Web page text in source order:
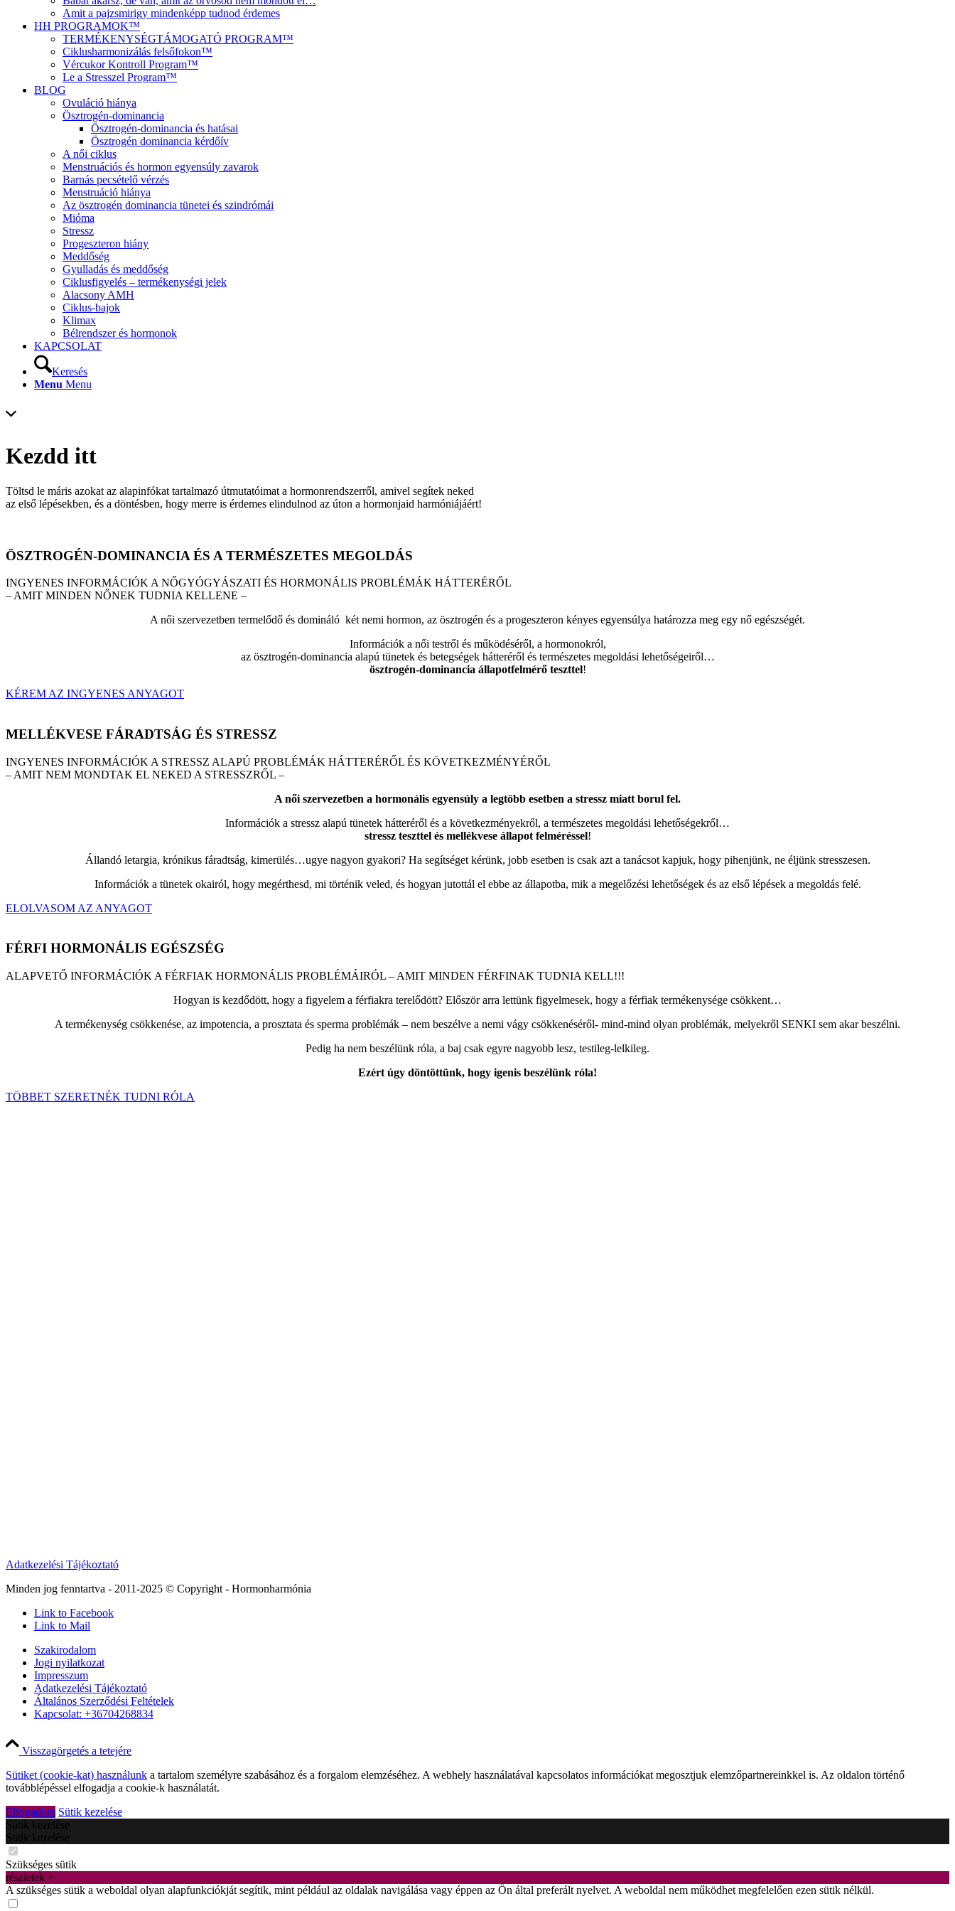
Amit a pajzsmirigy mindenképp tudnod érdemes
HH PROGRAMOK™
TERMÉKENYSÉGTÁMOGATÓ PROGRAM™
Ciklusharmonizálás felsőfokon™
Vércukor Kontroll Program™
Le a Stresszel Program™
BLOG
Ovuláció hiánya
Ösztrogén-dominancia
Ösztrogén-dominancia és hatásai
Ösztrogén dominancia kérdőív
A női ciklus
Menstruációs és hormon egyensúly zavarok
Barnás pecsételő vérzés
Menstruáció hiánya
Az ösztrogén dominancia tünetei és szindrómái
Mióma
Stressz
Progeszteron hiány
Meddőség
Gyulladás és meddőség
Ciklusfigyelés – termékenységi jelek
Alacsony AMH
Ciklus-bajok
Klimax
Bélrendszer és hormonok
KAPCSOLAT
Keresés
Menu Menu
Kezdd itt
Töltsd le máris azokat az alapinfókat tartalmazó útmutatóimat a hormonrendszerről, amivel segítek neked
az első lépésekben, és a döntésben, hogy merre is érdemes elindulnod az úton a hormonjaid harmóniájáért!
ÖSZTROGÉN-DOMINANCIA ÉS A TERMÉSZETES MEGOLDÁS
INGYENES INFORMÁCIÓK A NŐGYÓGYÁSZATI ÉS HORMONÁLIS PROBLÉMÁK HÁTTERÉRŐL
– AMIT MINDEN NŐNEK TUDNIA KELLENE –
A női szervezetben termelődő és domináló két nemi hormon, az ösztrogén és a progeszteron kényes egyensúlya határozza meg egy nő egészségét.
Információk a női testről és működéséről, a hormonokról,
az ösztrogén-dominancia alapú tünetek és betegségek hátteréről és természetes megoldási lehetőségeiről…
ösztrogén-dominancia állapotfelmérő teszttel!
KÉREM AZ INGYENES ANYAGOT
MELLÉKVESE FÁRADTSÁG ÉS STRESSZ
INGYENES INFORMÁCIÓK A STRESSZ ALAPÚ PROBLÉMÁK HÁTTERÉRŐL ÉS KÖVETKEZMÉNYÉRŐL
– AMIT NEM MONDTAK EL NEKED A STRESSZRŐL –
A női szervezetben a hormonális egyensúly a legtöbb esetben a stressz miatt borul fel.
Információk a stressz alapú tünetek hátteréről és a következményekről, a természetes megoldási lehetőségekről…
stressz teszttel és mellékvese állapot felméréssel!
Állandó letargia, krónikus fáradtság, kimerülés…ugye nagyon gyakori? Ha segítséget kérünk, jobb esetben is csak azt a tanácsot kapjuk, hogy pihenjünk, ne éljünk stresszesen.
Információk a tünetek okairól, hogy megérthesd, mi történik veled, és hogyan jutottál el ebbe az állapotba, mik a megelőzési lehetőségek és az első lépések a megoldás felé.
ELOLVASOM AZ ANYAGOT
FÉRFI HORMONÁLIS EGÉSZSÉG
ALAPVETŐ INFORMÁCIÓK A FÉRFIAK HORMONÁLIS PROBLÉMÁIRÓL – AMIT MINDEN FÉRFINAK TUDNIA KELL!!!
Hogyan is kezdődött, hogy a figyelem a férfiakra terelődött? Először arra lettünk figyelmesek, hogy a férfiak termékenysége csökkent…
A termékenység csökkenése, az impotencia, a prosztata és sperma problémák – nem beszélve a nemi vágy csökkenéséről- mind-mind olyan problémák, melyekről SENKI sem akar beszélni.
Pedig ha nem beszélünk róla, a baj csak egyre nagyobb lesz, testileg-lelkileg.
Ezért úgy döntöttünk, hogy igenis beszélünk róla!
TÖBBET SZERETNÉK TUDNI RÓLA
Adatkezelési Tájékoztató
Minden jog fenntartva - 2011-2025 © Copyright - Hormonharmónia
Link to Facebook
Link to Mail
Szakirodalom
Jogi nyilatkozat
Impresszum
Adatkezelési Tájékoztató
Általános Szerződési Feltételek
Kapcsolat: +36704268834
Visszagörgetés a tetejére
Sütiket (cookie-kat) használunk a tartalom személyre szabásához és a forgalom elemzéséhez. A webhely használatával kapcsolatos információkat megosztjuk elemzőpartnereinkkel is. Az oldalon történő
továbblépéssel elfogadja a cookie-k használatát.
Elfogadom Sütik kezelése
Sütik kezelése
Sütik kezelése
Szükséges sütik
részletek +
A szükséges sütik a weboldal olyan alapfunkciókját segítik, mint például az oldalak navigálása vagy éppen az Ön által preferált nyelvet. A weboldal nem működhet megfelelően ezen sütik nélkül.